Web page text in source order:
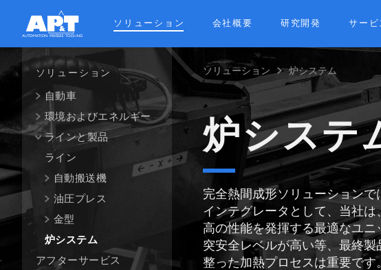
main
ソリューション 会社概要 研究開発 サービ
ソリューション
自動車
環境およびエネルギー
ラインと製品
ライン
自動搬送機
油圧プレス
金型
炉システム
アフターサービス
Breadcrumb
ソリューション 炉システム
炉システ
完全熱間成形ソリューション
インテグレータとして、当社
高の性能を発揮する最適なユ
突安全レベルが高い等、最終
整った加熱プロセスは重要です